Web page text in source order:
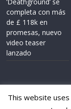
completa con más
de £ 118k en
promesas, nuevo
video teaser
lanzado
Copyright
This website